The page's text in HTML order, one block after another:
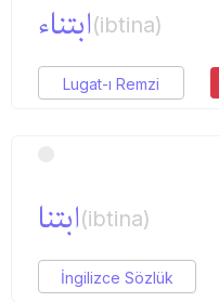
ابتناء(ibtina)
Lugat-ı Remzi
ابتنا(ibtina)
İngilizce Sözlük